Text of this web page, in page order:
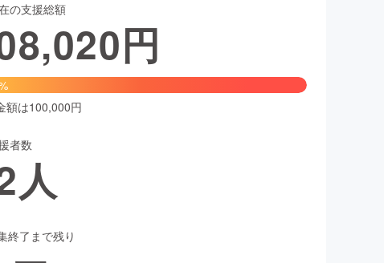
ファッション
ケア
の支援総額
円
額は100,000円
者数
人
終了まで残り